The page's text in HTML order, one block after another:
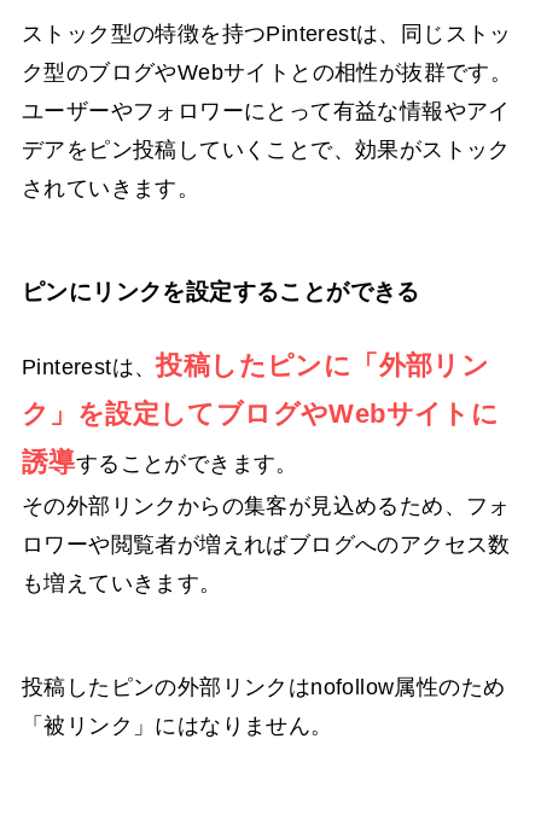
ストック型の特徴を持つPinterestは、同じストッ
ク型のブログやWebサイトとの相性が抜群です。
ユーザーやフォロワーにとって有益な情報やアイ
デアをピン投稿していくことで、効果がストック
されていきます。
ピンにリンクを設定することができる
Pinterestは、投稿したピンに「外部リン
ク」を設定してブログやWebサイトに
誘導することができます。
その外部リンクからの集客が見込めるため、フォ
ロワーや閲覧者が増えればブログへのアクセス数
も増えていきます。
投稿したピンの外部リンクはnofollow属性のため
「被リンク」にはなりません。